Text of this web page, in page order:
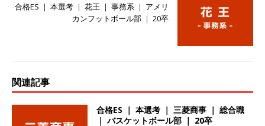
[ 2026年5月14日 ] 【 28卒 ｜ 体験型インターン
る ｜ 土日祝休み ｜ 年間休日124日 ｜ ギミック
体育会積極採用企業
合格ES ｜ 本選考 ｜ 花王 ｜ 事務系 ｜ アメリ
カンフットボール部 ｜ 20卒
関連記事
合格ES ｜ 本選考 ｜ 三菱商事 ｜ 総合職
｜ バスケットボール部 ｜ 20卒